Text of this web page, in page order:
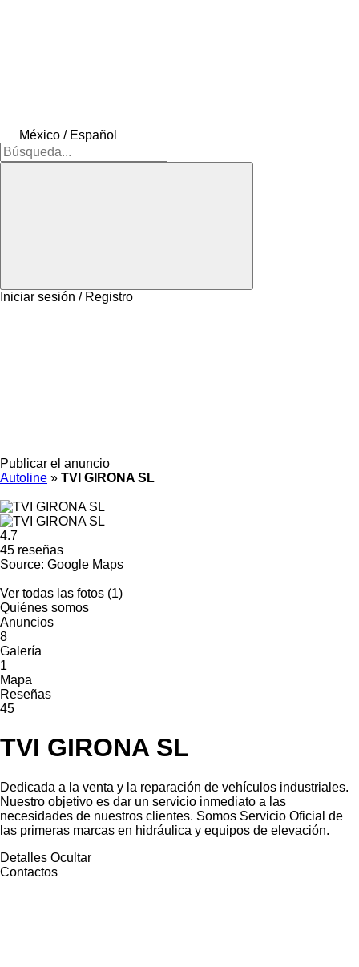
México / Español
Iniciar sesión / Registro
Publicar el anuncio
Autoline » TVI GIRONA SL
4.7
45 reseñas
Source: Google Maps
Ver todas las fotos (1)
Quiénes somos
Anuncios
8
Galería
1
Mapa
Reseñas
45
TVI GIRONA SL
Dedicada a la venta y la reparación de vehículos industriales.
Nuestro objetivo es dar un servicio inmediato a las
necesidades de nuestros clientes. Somos Servicio Oficial de
las primeras marcas en hidráulica y equipos de elevación.
Detalles Ocultar
Contactos